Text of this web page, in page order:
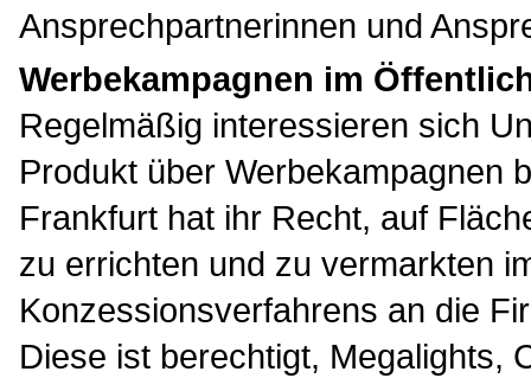
Ansprechpartnerinnen und
Werbekampagnen im
Regelmäßig interessieren sich
Produkt über Werbekampagnen
Frankfurt hat ihr Recht, auf
zu errichten und zu vermarkten
Konzessionsverfahrens an die
Diese ist berechtigt, Megalights,